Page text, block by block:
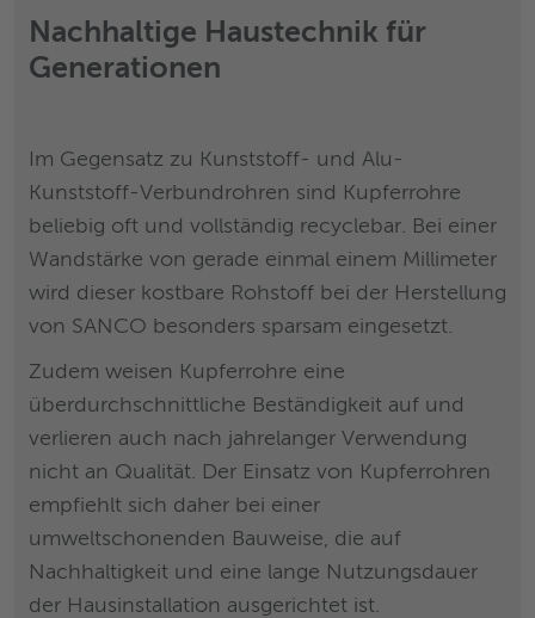
Nachhaltige Haustechnik für
Generationen
Im Gegensatz zu Kunststoff- und Alu-
Kunststoff-Verbundrohren sind Kupferrohre
beliebig oft und vollständig recyclebar. Bei einer
Wandstärke von gerade einmal einem Millimeter
wird dieser kostbare Rohstoff bei der Herstellung
von SANCO besonders sparsam eingesetzt.
Zudem weisen Kupferrohre eine
überdurchschnittliche Beständigkeit auf und
verlieren auch nach jahrelanger Verwendung
nicht an Qualität. Der Einsatz von Kupferrohren
empfiehlt sich daher bei einer
umweltschonenden Bauweise, die auf
Nachhaltigkeit und eine lange Nutzungsdauer
der Hausinstallation ausgerichtet ist.